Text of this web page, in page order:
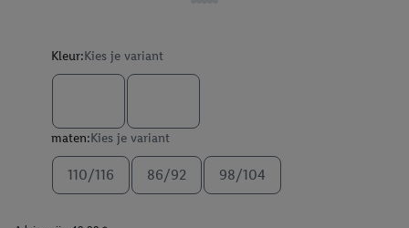
Kleur:Kies je variant
maten:Kies je variant
110/116 86/92 98/104